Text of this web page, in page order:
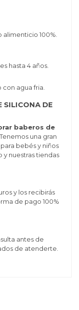
100%.
hasta 4 años.
agua fria.
SILICONA DE
baberos de
una gran
bebés y niños
y nuestras tiendas
y los recibirás
de pago 100%
antes de
de atenderte.